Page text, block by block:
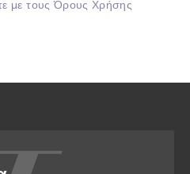
με τουςΌρους Χρήσης